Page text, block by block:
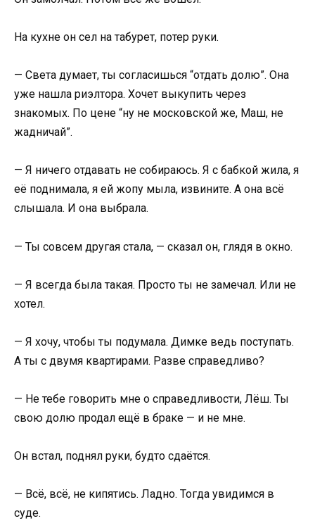
На кухне он сел на табурет, потер руки.
— Света думает, ты согласишься “отдать долю”. Она
уже нашла риэлтора. Хочет выкупить через
знакомых. По цене “ну не московской же, Маш, не
жадничай”.
— Я ничего отдавать не собираюсь. Я с бабкой жила, я
её поднимала, я ей жопу мыла, извините. А она всё
слышала. И она выбрала.
— Ты совсем другая стала, — сказал он, глядя в окно.
— Я всегда была такая. Просто ты не замечал. Или не
хотел.
— Я хочу, чтобы ты подумала. Димке ведь поступать.
А ты с двумя квартирами. Разве справедливо?
— Не тебе говорить мне о справедливости, Лёш. Ты
свою долю продал ещё в браке — и не мне.
Он встал, поднял руки, будто сдаётся.
— Всё, всё, не кипятись. Ладно. Тогда увидимся в
суде.